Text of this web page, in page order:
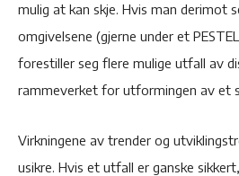
mulig at kan skje. Hvis man derimot
omgivelsene (gjerne under et
forestiller seg flere mulige utfall av
rammeverket for utformingen av et
Virkningene av trender og
usikre. Hvis et utfall er ganske